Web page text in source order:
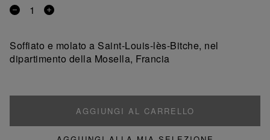
Rimuovi
Aggiungi
Soffiato e molato a Saint-Louis-lès-Bitche, nel
dipartimento della Mosella, Francia
AGGIUNGI AL CARRELLO